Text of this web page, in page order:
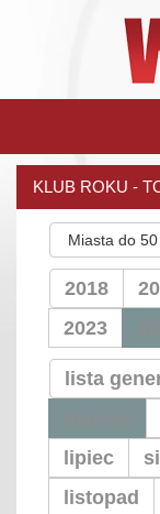
KLUB ROKU -
2018
2023
lista
lipiec
listopad